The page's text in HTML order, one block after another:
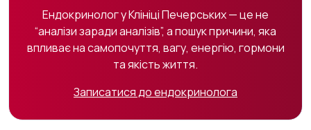
Ендокринолог у Клініці Печерських — це не
“аналізи заради аналізів”, а пошук причини, яка
впливає на самопочуття, вагу, енергію, гормони
та якість життя.
Записатися до ендокринолога